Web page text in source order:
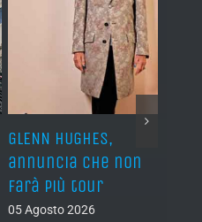
GLENN HUGHES,
annuncia che non
farà più tour
05 Agosto 2026